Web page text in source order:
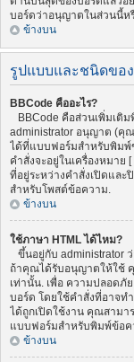
บอร์ดว่าอนุญาตในส่วนนี้ห
ข้างบน
รูปแบบและชนิดขอ
BBCode คืออะไร?
BBCode คือส่วนเพิ่มเติ
administrator อนุญาต (คุ
ได้ที่แบบฟอร์มสำหรับพิมพ์
คำสั่งจะอยู่ในเครื่องหมาย
ที่อยู่ระหว่างคำสั่งเปิดแล
สำหรับโพสต์ข้อความ.
ข้างบน
ใช้ภาษา HTML ได้ไหม?
ขึ้นอยู่กับ administrator
ถ้าคุณได้รับอนุญาตให้ใช้ คุ
เท่านั้น. เพื่อ ความปลอดภั
บอร์ด โดยใช้คำสั่งที่อาจท
ได้ถูกเปิดใช้งาน คุณสามา
แบบฟอร์มสำหรับพิมพ์ข้อค
ข้างบน